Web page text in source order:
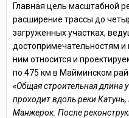
Главная цель масштабной
расширение трассы до
загруженных участках,
достопримечательностям
ним относится и
по 475 км в Майминском
«Общая строительная длина
проходит вдоль реки
Манжерок. После